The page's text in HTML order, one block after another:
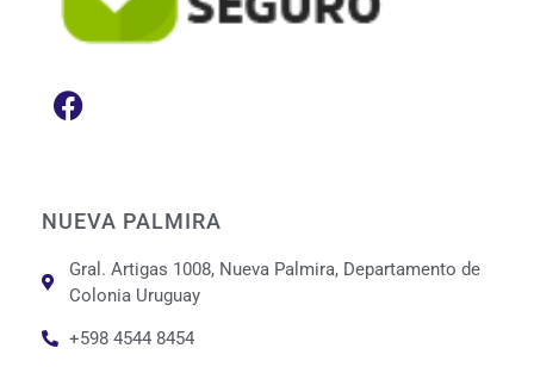
NUEVA PALMIRA
Gral. Artigas 1008, Nueva Palmira, Departamento de
Colonia Uruguay
+598 4544 8454